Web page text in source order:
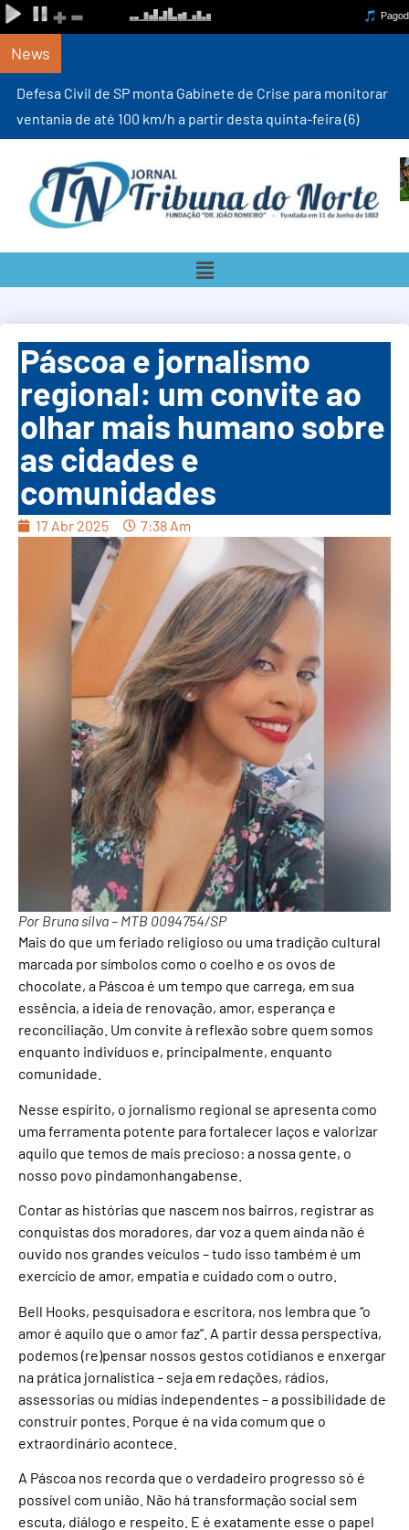
News
Defesa Civil de SP monta Gabinete de Crise para monitorar
ventania de até 100 km/h a partir desta quinta-feira (6)
Páscoa e jornalismo
regional: um convite ao
olhar mais humano sobre
as cidades e
comunidades
17 Abr 2025 7:38 Am
Por Bruna silva – MTB 0094754/SP
Mais do que um feriado religioso ou uma tradição cultural
marcada por símbolos como o coelho e os ovos de
chocolate, a Páscoa é um tempo que carrega, em sua
essência, a ideia de renovação, amor, esperança e
reconciliação. Um convite à reflexão sobre quem somos
enquanto indivíduos e, principalmente, enquanto
comunidade.
Nesse espírito, o jornalismo regional se apresenta como
uma ferramenta potente para fortalecer laços e valorizar
aquilo que temos de mais precioso: a nossa gente, o
nosso povo pindamonhangabense.
Contar as histórias que nascem nos bairros, registrar as
conquistas dos moradores, dar voz a quem ainda não é
ouvido nos grandes veículos – tudo isso também é um
exercício de amor, empatia e cuidado com o outro.
Bell Hooks, pesquisadora e escritora, nos lembra que “o
amor é aquilo que o amor faz”. A partir dessa perspectiva,
podemos (re)pensar nossos gestos cotidianos e enxergar
na prática jornalística – seja em redações, rádios,
assessorias ou mídias independentes – a possibilidade de
construir pontes. Porque é na vida comum que o
extraordinário acontece.
A Páscoa nos recorda que o verdadeiro progresso só é
possível com união. Não há transformação social sem
escuta, diálogo e respeito. E é exatamente esse o papel